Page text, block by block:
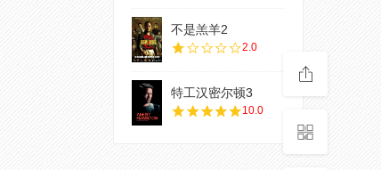
不是羔羊2
2.0
特工汉密尔顿3
10.0